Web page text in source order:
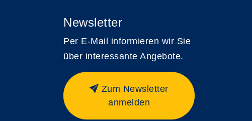
Newsletter
Per E-Mail informieren wir Sie
über interessante Angebote.
Zum Newsletter
anmelden